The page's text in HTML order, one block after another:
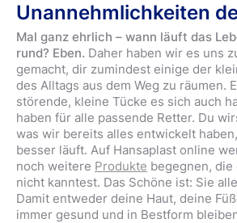
Unannehmlichkeiten
Mal ganz ehrlich – wann läuft das
rund? Eben. Daher haben wir es uns
gemacht, dir zumindest einige der
des Alltags aus dem Weg zu räumen.
störende, kleine Tücke es sich auch
haben für alle passende Retter. Du
was wir bereits alles entwickelt
besser läuft. Auf Hansaplast online
noch weitere Produkte begegnen,
nicht kanntest. Das Schöne ist: Sie
Damit entweder deine Haut, deine
immer gesund und in Bestform